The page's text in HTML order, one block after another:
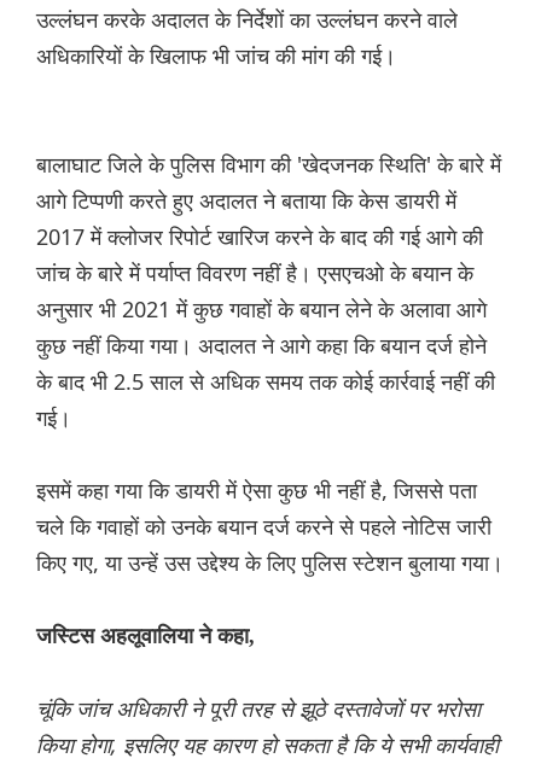
उल्लंघन करके अदालत के निर्देशों का उल्लंघन करने वाले
अधिकारियों के खिलाफ भी जांच की मांग की गई।
बालाघाट जिले के पुलिस विभाग की 'खेदजनक स्थिति' के बारे में
आगे टिप्पणी करते हुए अदालत ने बताया कि केस डायरी में
2017 में क्लोजर रिपोर्ट खारिज करने के बाद की गई आगे की
जांच के बारे में पर्याप्त विवरण नहीं है। एसएचओ के बयान के
अनुसार भी 2021 में कुछ गवाहों के बयान लेने के अलावा आगे
कुछ नहीं किया गया। अदालत ने आगे कहा कि बयान दर्ज होने
के बाद भी 2.5 साल से अधिक समय तक कोई कार्रवाई नहीं की
गई।
इसमें कहा गया कि डायरी में ऐसा कुछ भी नहीं है, जिससे पता
चले कि गवाहों को उनके बयान दर्ज करने से पहले नोटिस जारी
किए गए, या उन्हें उस उद्देश्य के लिए पुलिस स्टेशन बुलाया गया।
जस्टिस अहलूवालिया ने कहा,
चूंकि जांच अधिकारी ने पूरी तरह से झूठे दस्तावेजों पर भरोसा
किया होगा, इसलिए यह कारण हो सकता है कि ये सभी कार्यवाही